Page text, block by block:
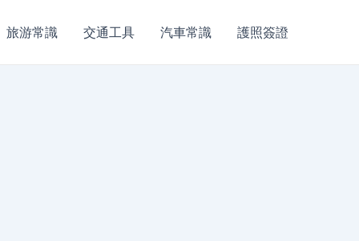
旅游常識 交通工具 汽車常識 護照簽證